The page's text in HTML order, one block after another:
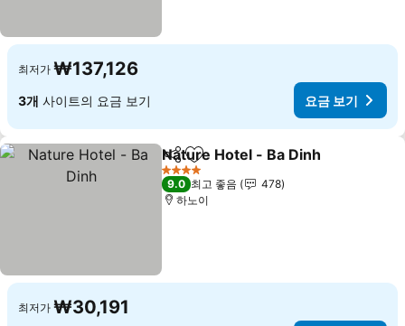
최저가 ₩137,126
3개 사이트의 요금 보기 요금 보기
공유 즐겨찾기에 추가
Nature Hotel - Ba Dinh
4 성급
9.0 최고 좋음
478
하노이
최저가 ₩30,191